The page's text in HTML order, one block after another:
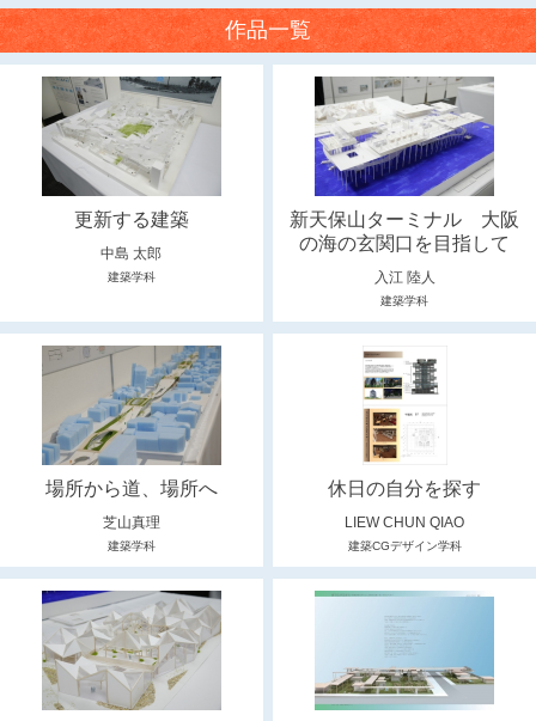
作品一覧
更新する建築
中島 太郎
建築学科
新天保山ターミナル 大阪
の海の玄関口を目指して
入江 陸人
建築学科
場所から道、場所へ
芝山真理
建築学科
休日の自分を探す
LIEW CHUN QIAO
建築CGデザイン学科